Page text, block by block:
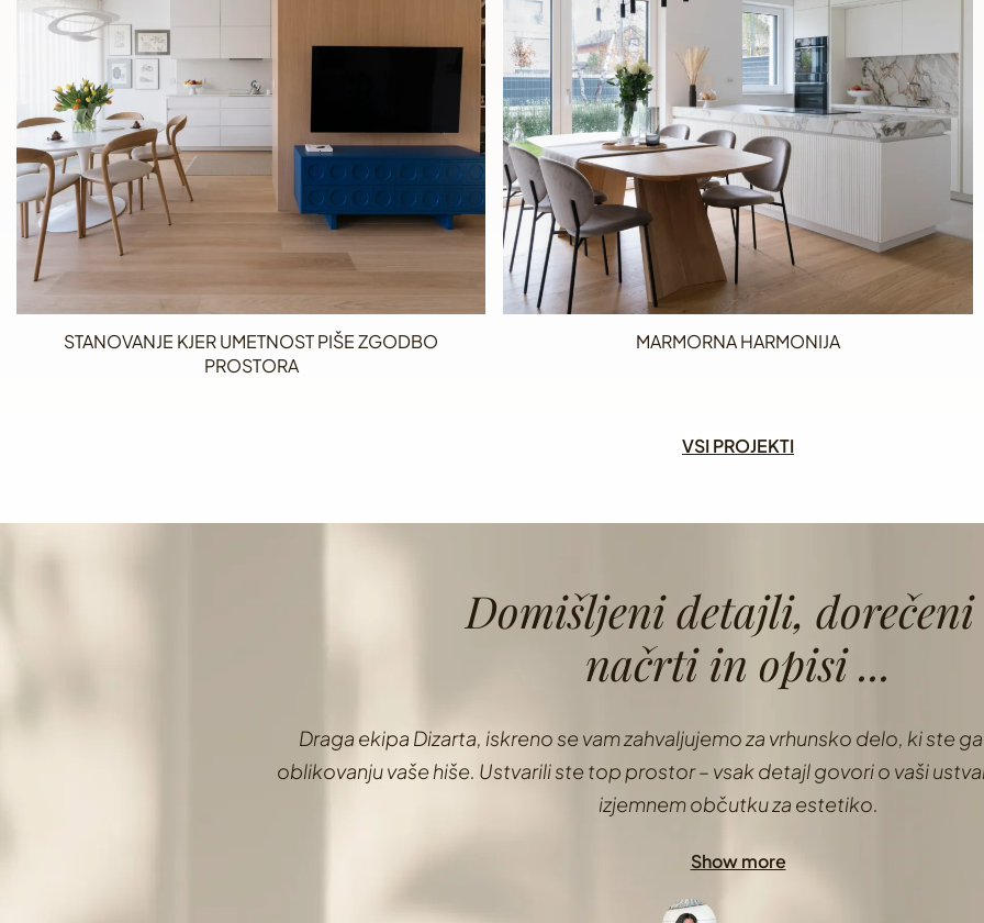
STANOVANJE KJER UMETNOST PIŠE ZGODBO
PROSTORA
MARMORNA HARMONIJA
VSI PROJEKTI
Domišljeni detajli, dorečeni
načrti in opisi ...
Ko sem začela prenavljati in opremljati svoj poslovni prostor, sem
»mojstrice«. Zadeva se v dolgem času ni premaknila veliko dlje od
prijateljičinem priporočilu, na internetu našla DizArt in jih poklicala. Z Mojco
Pokaži več
Slide 4 of 12